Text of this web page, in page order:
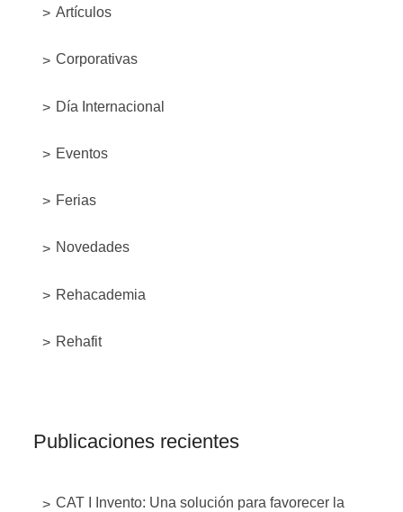
Artículos
Corporativas
Día Internacional
Eventos
Ferias
Novedades
Rehacademia
Rehafit
Publicaciones recientes
CAT I Invento: Una solución para favorecer la